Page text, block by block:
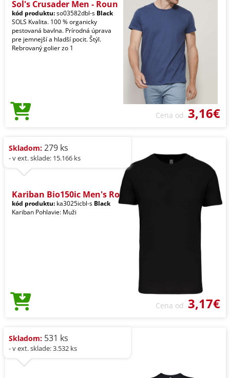
Sol's Crusader Men - Roun
kód produktu:so03582dbl-s Black
SOLS Kvalita. 100 % organicky
pestovaná bavlna. Prírodná úprava
pre jemnejší a hladší pocit. Štýl.
Rebrovaný golier zo 1
Cena od 3,16€
Skladom: 279 ks
- v ext. sklade: 15.166 ks
Kariban Bio150ic Men's Ro
kód produktu: ka3025icbl-s Black
Kariban Pohlavie: Muži
Cena od 3,17€
Skladom: 531 ks
- v ext. sklade: 3.532 ks